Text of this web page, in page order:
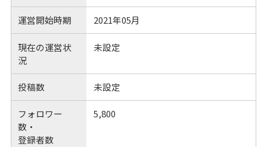
運営開始時期 2021年05月
現在の運営状
況
未設定
投稿数 未設定
フォロワー
数・
登録者数
5,800